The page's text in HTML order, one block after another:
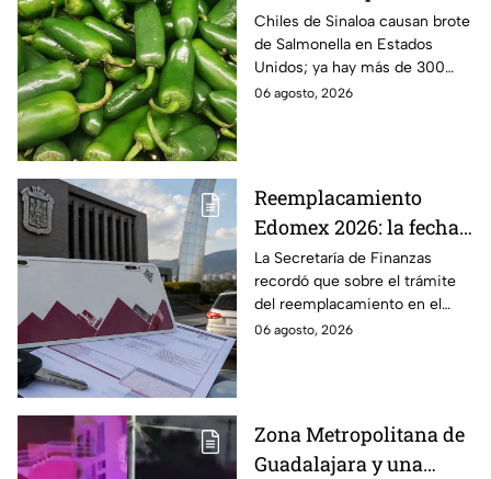
jalapeños de Sinaloa
Chiles de Sinaloa causan brote
de Salmonella en Estados
Unidos; ya hay más de 300
enfermos en 27 estados.
06 agosto, 2026
Reemplacamiento
Edomex 2026: la fecha
límite para obtener el
100% de descuento
La Secretaría de Finanzas
recordó que sobre el trámite
del reemplacamiento en el
Edomex, ¿hasta cuándo se
06 agosto, 2026
Zona Metropolitana de
Guadalajara y una